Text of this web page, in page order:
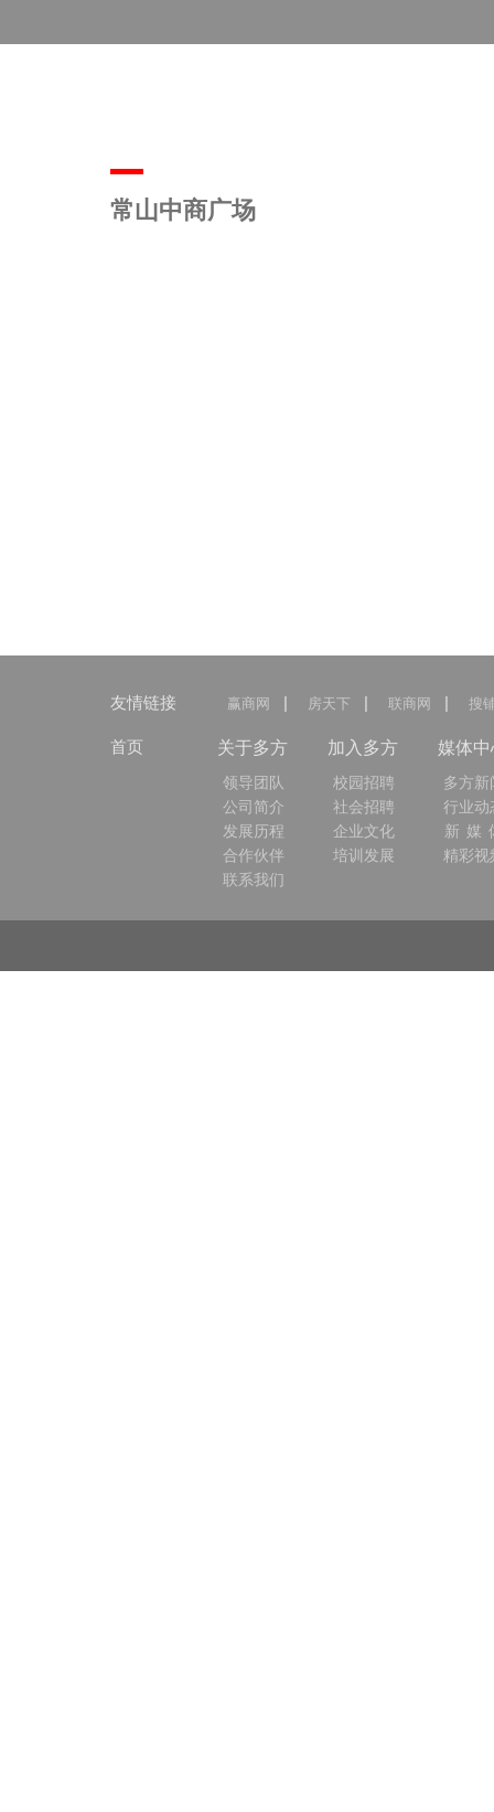
常山中商广场
友情链接 赢商网 | 房天下 | 联商网 | 搜
首页 关于多方 加入多方 媒体中
领导团队
公司简介
发展历程
合作伙伴
联系我们
校园招聘
社会招聘
企业文化
培训发展
多方新
行业动
新 媒
精彩视